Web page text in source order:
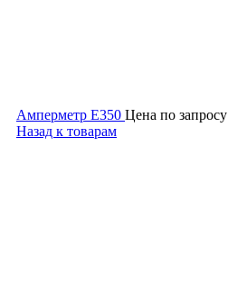
Амперметр Е350 Цена по запросу
Назад к товарам